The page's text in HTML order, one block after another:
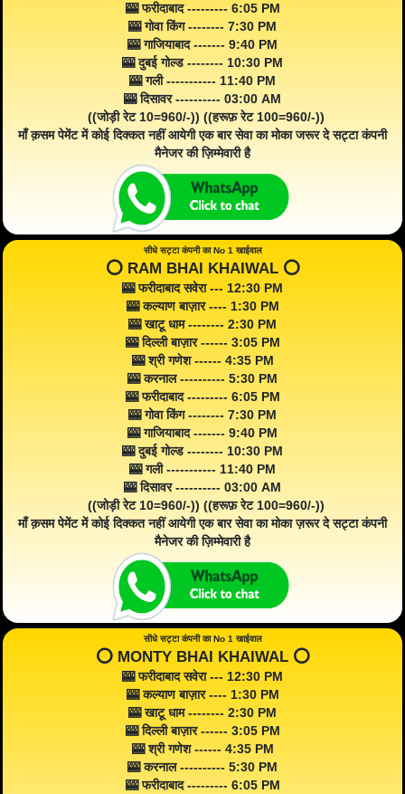
🎰 फरीदाबाद --------- 6:05 PM
🎰 गोवा किंग -------- 7:30 PM
🎰 गाजियाबाद ------- 9:40 PM
🎰 दुबई गोल्ड -------- 10:30 PM
🎰 गली ----------- 11:40 PM
🎰 दिसावर ---------- 03:00 AM
((जोड़ी रेट 10=960/-)) ((हरूफ़ रेट 100=960/-))
माँ क़सम पेमेंट में कोई दिक्कत नहीं आयेगी एक बार सेवा का मोका जरूर दे सट्टा कंपनी
मैनेजर की ज़िम्मेवारी है
सीधे सट्टा कंपनी का No 1 खाईवाल
⭕️ RAM BHAI KHAIWAL ⭕️
🎰 फरीदाबाद सवेरा --- 12:30 PM
🎰 कल्याण बाज़ार ---- 1:30 PM
🎰 खाटू धाम -------- 2:30 PM
🎰 दिल्ली बाज़ार ------ 3:05 PM
🎰 श्री गणेश ------ 4:35 PM
🎰 करनाल ---------- 5:30 PM
🎰 फरीदाबाद --------- 6:05 PM
🎰 गोवा किंग -------- 7:30 PM
🎰 गाजियाबाद ------- 9:40 PM
🎰 दुबई गोल्ड -------- 10:30 PM
🎰 गली ----------- 11:40 PM
🎰 दिसावर ---------- 03:00 AM
((जोड़ी रेट 10=960/-)) ((हरूफ़ रेट 100=960/-))
माँ क़सम पेमेंट में कोई दिक्कत नहीं आयेगी एक बार सेवा का मोका ज़रूर दे सट्टा कंपनी
मैनेजर की ज़िम्मेवारी है
सीधे सट्टा कंपनी का No 1 खाईवाल
⭕️ MONTY BHAI KHAIWAL ⭕️
🎰 फरीदाबाद सवेरा --- 12:30 PM
🎰 कल्याण बाज़ार ---- 1:30 PM
🎰 खाटू धाम -------- 2:30 PM
🎰 दिल्ली बाज़ार ------ 3:05 PM
🎰 श्री गणेश ------ 4:35 PM
🎰 करनाल ---------- 5:30 PM
🎰 फरीदाबाद --------- 6:05 PM